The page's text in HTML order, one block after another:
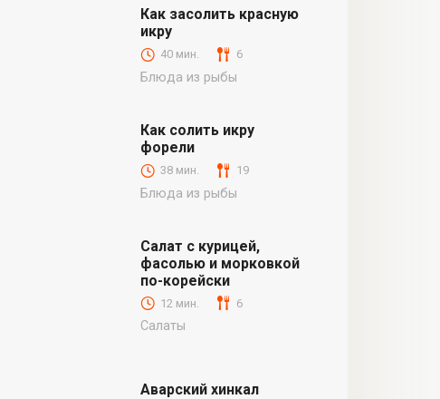
Как засолить красную
икру
40 мин. 6
Блюда из рыбы
Как солить икру
форели
38 мин. 19
Блюда из рыбы
Салат с курицей,
фасолью и морковкой
по-корейски
12 мин. 6
Салаты
Аварский хинкал